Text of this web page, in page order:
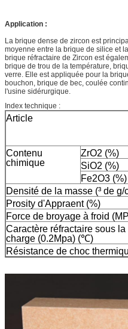
Application :
La brique dense de zircon est
moyenne entre la brique de silice et
brique réfractaire de Zircon est
brique de trou de la température,
verre. Elle est appliquée pour la
bouchon, brique de bec, coulée
l'usine sidérurgique.
Index technique :
Article
Contenu
chimique
ZrO2 (%)
SiO2 (%)
Fe2O3 (%)
Densité de la masse (³ de g/
Prosity d'Appraent (%)
Force de broyage à froid
Caractère réfractaire sous la
charge (0.2Mpa) (℃)
Résistance de choc